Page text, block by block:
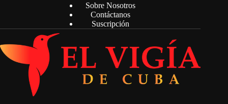
Sobre Nosotros
Contáctanos
Suscripción